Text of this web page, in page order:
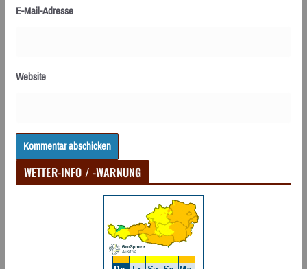
E-Mail-Adresse
Website
WETTER-INFO / -WARNUNG